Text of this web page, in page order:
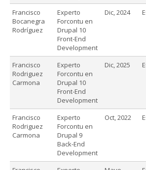
Francisco
Bocanegra
Rodríguez
Experto
Forcontu en
Drupal 10
Front-End
Development
Dic, 2024
Francisco
Rodriguez
Carmona
Experto
Forcontu en
Drupal 10
Front-End
Development
Dic, 2025
Francisco
Rodriguez
Carmona
Experto
Forcontu en
Drupal 9
Back-End
Development
Oct, 2022